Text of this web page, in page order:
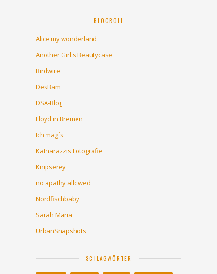
BLOGROLL
Alice my wonderland
Another Girl's Beautycase
Birdwire
DesBam
DSA-Blog
Floyd in Bremen
Ich mag´s
Katharazzis Fotografie
Knipserey
no apathy allowed
Nordfischbaby
Sarah Maria
UrbanSnapshots
SCHLAGWÖRTER